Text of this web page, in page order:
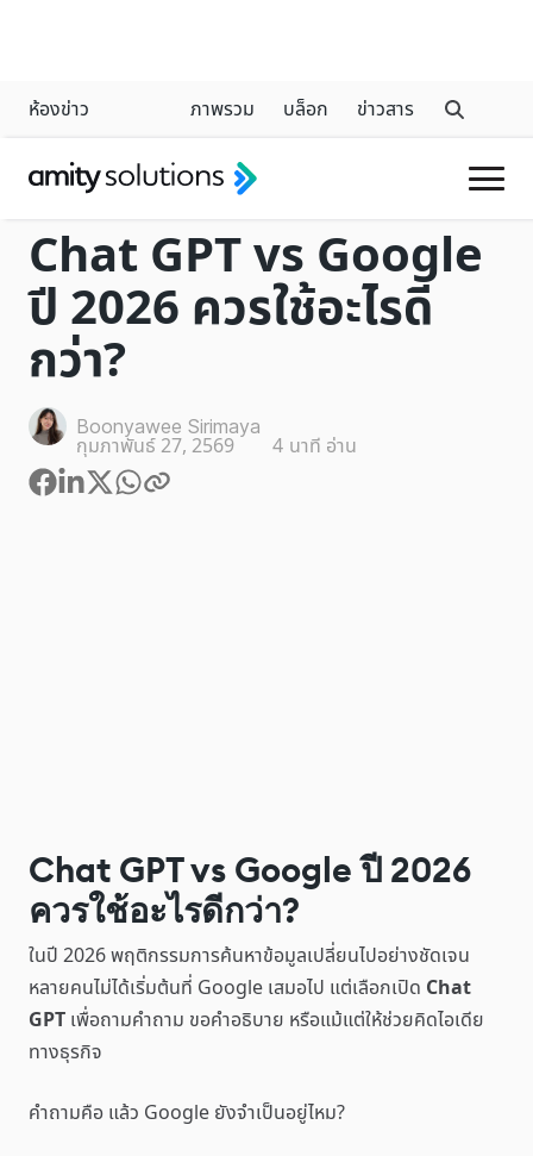
ห้องข่าว ภาพรวม บล็อก ข่าวสาร
CHATGPT
Chat GPT vs Google
ปี 2026 ควรใช้อะไรดี
กว่า?
Boonyawee Sirimaya
กุมภาพันธ์ 27, 2569 4 นาที อ่าน
Chat GPT vs Google ปี 2026
ควรใช้อะไรดีกว่า?
ในปี 2026 พฤติกรรมการค้นหาข้อมูลเปลี่ยนไปอย่างชัดเจน
หลายคนไม่ได้เริ่มต้นที่ Google เสมอไป แต่เลือกเปิด Chat
GPT เพื่อถามคำถาม ขอคำอธิบาย หรือแม้แต่ให้ช่วยคิดไอเดีย
ทางธุรกิจ
คำถามคือ แล้ว Google ยังจำเป็นอยู่ไหม?